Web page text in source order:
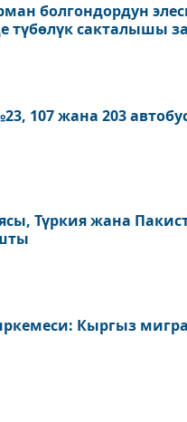
болгондордун
түбөлүк сакталышы
107 жана 203
Түркия жана
Кыргыз